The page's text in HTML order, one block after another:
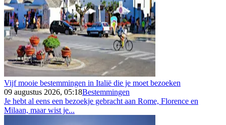
Vijf mooie bestemmingen in Italië die je moet bezoeken
09 augustus 2026, 05:18Bestemmingen
Je hebt al eens een bezoekje gebracht aan Rome, Florence en
Milaan, maar wist je...